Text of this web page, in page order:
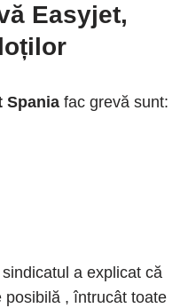
Easyjet,
Spania fac grevă sunt:
a explicat că
posibilă , întrucât toate